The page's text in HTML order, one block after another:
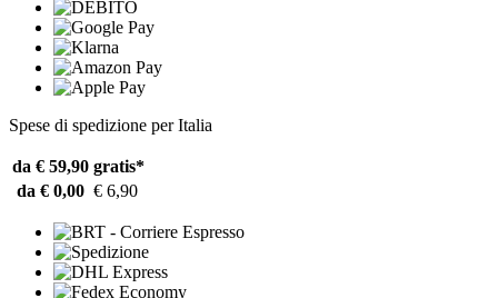
Spese di spedizione per Italia
da € 59,90 gratis*
da € 0,00 € 6,90